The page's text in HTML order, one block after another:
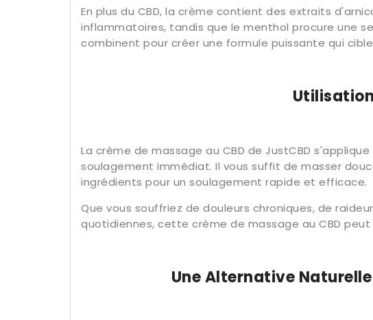
En plus du CBD, la crème contient des extraits
inflammatoires, tandis que le menthol procure une
combinent pour créer une formule puissante qui
La crème de massage au CBD de JustCBD
soulagement immédiat. Il vous suffit de masser
ingrédients pour un soulagement rapide et efficace.
Que vous souffriez de douleurs chroniques, de
quotidiennes, cette crème de massage au CBD
Une Alternative